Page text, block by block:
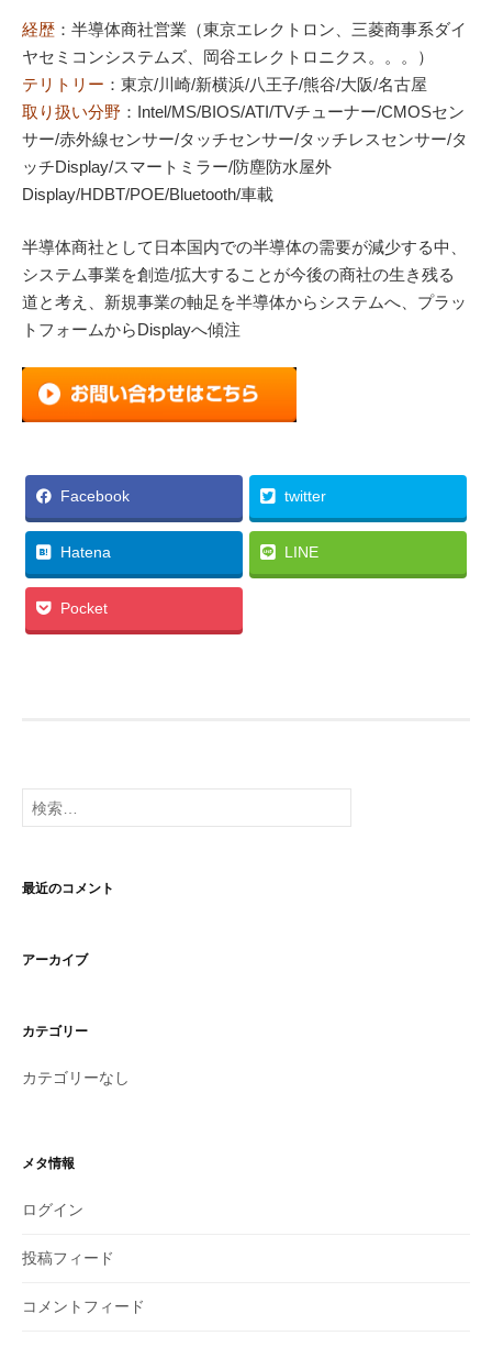
経歴 ：半導体商社営業（東京エレクトロン、三菱商事系ダイ
ヤセミコンシステムズ、岡谷エレクトロニクス。。。）
テリトリー ：東京/川崎/新横浜/八王子/熊谷/大阪/名古屋
取り扱い分野 ：Intel/MS/BIOS/ATI/TVチューナー/CMOSセン
サー/赤外線センサー/タッチセンサー/タッチレスセンサー/タ
ッチDisplay/スマートミラー/防塵防水屋外
Display/HDBT/POE/Bluetooth/車載
半導体商社として日本国内での半導体の需要が減少する中、
システム事業を創造/拡大することが今後の商社の生き残る
道と考え、新規事業の軸足を半導体からシステムへ、プラッ
トフォームからDisplayへ傾注
Facebook twitter
Hatena LINE
Pocket
検
索
最近のコメント
アーカイブ
カテゴリー
カテゴリーなし
メタ情報
ログイン
投稿フィード
コメントフィード